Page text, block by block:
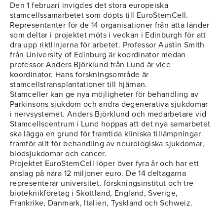
Den 1 februari invigdes det stora europeiska
stamcellssamarbetet som döpts till EuroStemCell.
Representanter för de 14 organisationer från åtta länder
som deltar i projektet möts i veckan i Edinburgh för att
dra upp riktlinjerna för arbetet. Professor Austin Smith
från University of Edinburg är koordinator medan
professor Anders Björklund från Lund är vice
koordinator. Hans forskningsområde är
stamcellstransplantationer till hjärnan.
Stamceller kan ge nya möjligheter för behandling av
Parkinsons sjukdom och andra degenerativa sjukdomar
i nervsystemet. Anders Björklund och medarbetare vid
Stamcellscentrum i Lund hoppas att det nya samarbetet
ska lägga en grund för framtida kliniska tillämpningar
framför allt för behandling av neurologiska sjukdomar,
blodsjukdomar och cancer.
Projektet EuroStemCell löper över fyra år och har ett
anslag på nära 12 miljoner euro. De 14 deltagarna
representerar universitet, forskningsinstitut och tre
bioteknikföretag i Skottland, England, Sverige,
Frankrike, Danmark, Italien, Tyskland och Schweiz.